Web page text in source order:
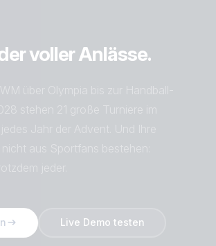
voller Anlässe.
Live Demo testen